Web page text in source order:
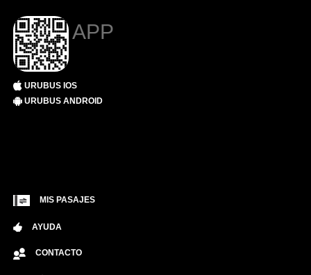
APP
URUBUS IOS
URUBUS ANDROID
MIS PASAJES
AYUDA
CONTACTO